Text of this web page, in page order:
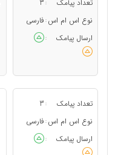
تعداد پیامک :
3
نوع اس ام اس : فارسی
ارسال پیامک
:
تعداد پیامک :
3
نوع اس ام اس : فارسی
ارسال پیامک
: